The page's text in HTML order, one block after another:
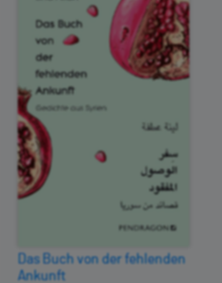
Das Buch von der fehlenden
Ankunft